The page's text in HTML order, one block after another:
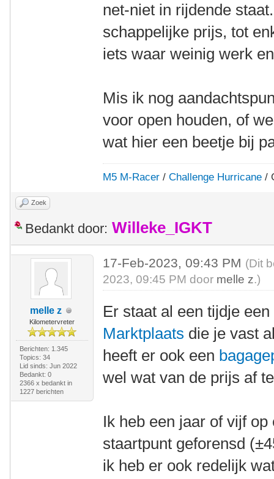
net-niet in rijdende
schappelijke prijs, tot
iets waar weinig werk
Mis ik nog
voor open houden, of
wat hier een beetje bij
M5 M-Racer /Challenge Hurricane /
Zoek
Bedankt door: Willeke_IGKT
melle z
Kilometervreter
Berichten: 1.345
Topics: 34
Lid sinds: Jun 2022
Bedankt: 0
2366 x bedankt in
1227 berichten
17-Feb-2023, 09:43 PM (Dit
2023, 09:45 PM door melle z.)
Er staat al een tijdje een
Marktplaats die je vast
heeft er ook een
wel wat van de prijs af
Ik heb een jaar of vijf
staartpunt geforensd
ik heb er ook redelijk